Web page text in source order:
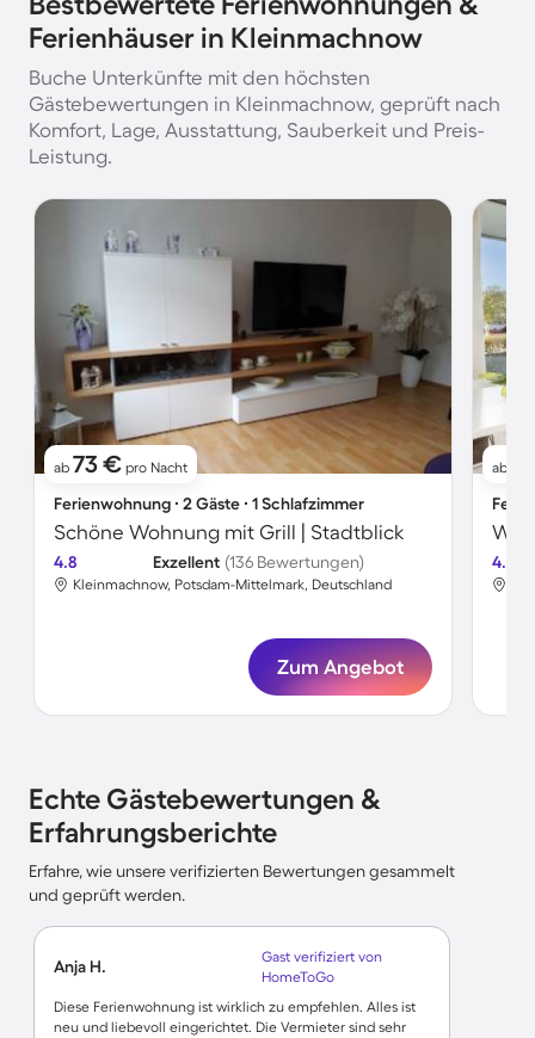
Ferienhäuser in Kleinmachnow
Buche Unterkünfte mit den höchsten
Gästebewertungen in Kleinmachnow, geprüft nach
Komfort, Lage, Ausstattung, Sauberkeit und Preis-
Leistung.
ab 73 € pro Nacht
Ferienwohnung ∙ 2 Gäste ∙ 1 Schlafzimmer
Schöne Wohnung mit Grill | Stadtblick
4.8 Exzellent (136 Bewertungen)
Kleinmachnow, Potsdam-Mittelmark, Deutschland
Zum Angebot
ab
4.7
Echte Gästebewertungen &
Erfahrungsberichte
Erfahre, wie unsere verifizierten Bewertungen gesammelt
und geprüft werden.
Anja H.
Gast verifiziert von
HomeToGo
Diese Ferienwohnung ist wirklich zu empfehlen. Alles ist
neu und liebevoll eingerichtet. Die Vermieter sind sehr